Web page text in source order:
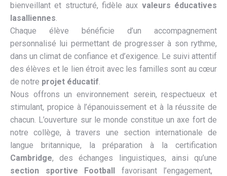
bienveillant et structuré, fidèle aux valeurs éducatives
lasalliennes.
Chaque élève bénéficie d’un accompagnement
personnalisé lui permettant de progresser à son rythme,
dans un climat de confiance et d’exigence. Le suivi attentif
des élèves et le lien étroit avec les familles sont au cœur
de notre projet éducatif.
Nous offrons un environnement serein, respectueux et
stimulant, propice à l’épanouissement et à la réussite de
chacun. L’ouverture sur le monde constitue un axe fort de
notre collège, à travers une section internationale de
langue britannique, la préparation à la certification
Cambridge, des échanges linguistiques, ainsi qu’une
section sportive Football favorisant l’engagement,